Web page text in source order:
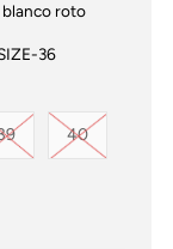
blanco roto
36
Variante agotada o
40Variante
no disponible
agotada o no